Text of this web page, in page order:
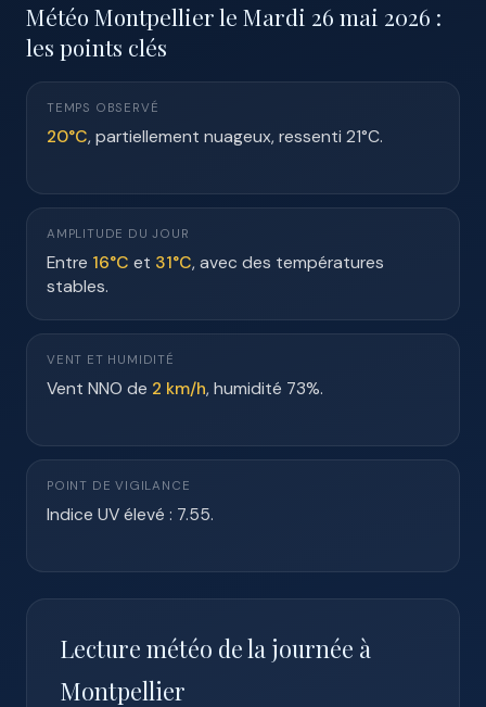
Météo Montpellier le Mardi 26 mai 2026 :
les points clés
TEMPS OBSERVÉ
20°C, partiellement nuageux, ressenti 21°C.
AMPLITUDE DU JOUR
Entre 16°C et 31°C, avec des températures
stables.
VENT ET HUMIDITÉ
Vent NNO de 2 km/h, humidité 73%.
POINT DE VIGILANCE
Indice UV élevé : 7.55.
Lecture météo de la journée à
Montpellier